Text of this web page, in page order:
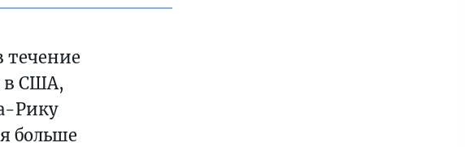
течение
в США,
Рику
больше